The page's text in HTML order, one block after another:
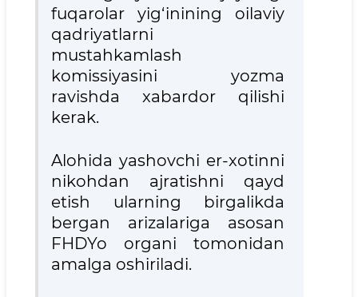
fuqarolar yig‘inining oilaviy
qadriyatlarni
mustahkamlash
komissiyasini yozma
ravishda xabardor qilishi
kerak.
Alohida yashovchi er-xotinni
nikohdan ajratishni qayd
etish ularning birgalikda
bergan arizalariga asosan
FHDYo organi tomonidan
amalga oshiriladi.